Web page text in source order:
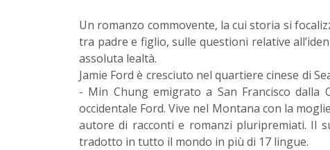
Un romanzo commovente, la cui storia si
tra padre e figlio, sulle questioni relative
assoluta lealtà.
Jamie Ford è cresciuto nel quartiere cinese di
- Min Chung emigrato a San Francisco
occidentale Ford. Vive nel Montana con la
autore di racconti e romanzi pluripremiati. Il
tradotto in tutto il mondo in più di 17 lingue.